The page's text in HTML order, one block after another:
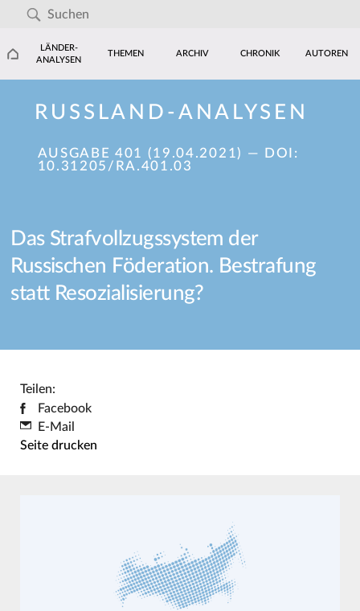
LÄNDER-
ANALYSEN
THEMEN ARCHIV CHRONIK AUTOREN
RUSSLAND-ANALYSEN
AUSGABE 401 (19.04.2021)
— DOI:
10.31205/RA.401.03
Das Strafvollzugssystem der
Russischen Föderation. Bestrafung
statt Resozialisierung?
Teilen:
Facebook
E-Mail
Seite drucken